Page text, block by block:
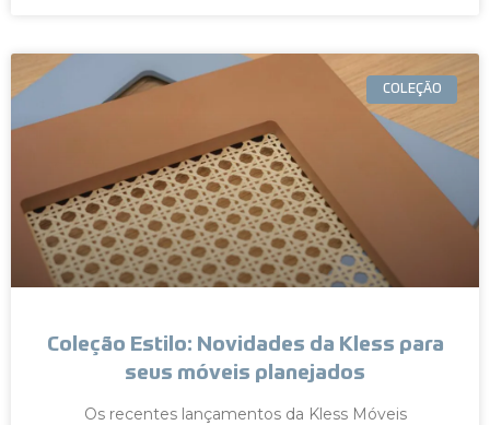
COLEÇÃO
Coleção Estilo: Novidades da Kless para
seus móveis planejados
Os recentes lançamentos da Kless Móveis